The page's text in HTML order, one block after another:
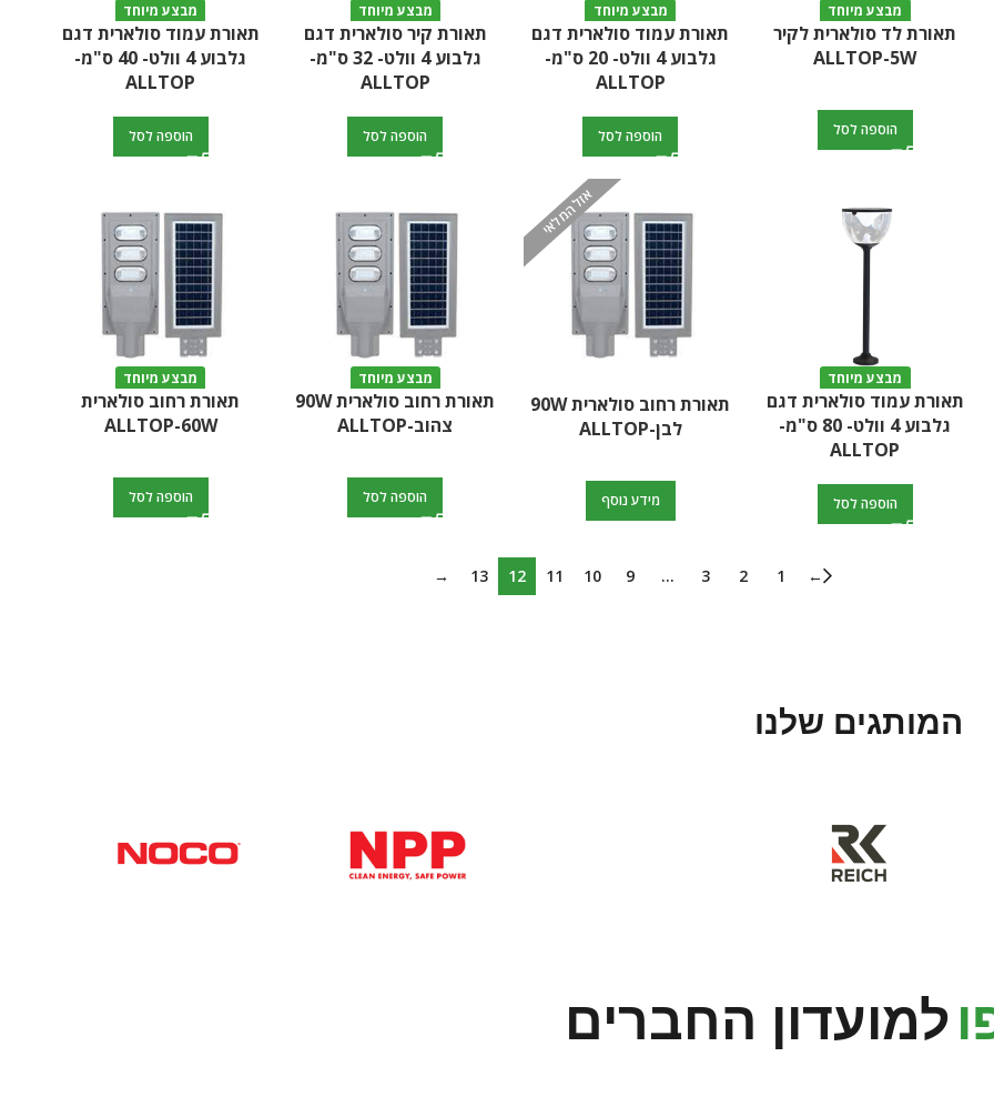
מבצע מיוחד
תאורת לד סולארית לקיר
ALLTOP-5W
הוספה לסל
מבצע מיוחד
תאורת עמוד סולארית דגם
גלבוע 4 וולט- 20 ס"מ-
ALLTOP
הוספה לסל
מבצע מיוחד
תאורת קיר סולארית דגם
גלבוע 4 וולט- 32 ס"מ-
ALLTOP
הוספה לסל
מבצע מיוחד
תאורת עמוד סולארית דגם
גלבוע 4 וולט- 40 ס"מ-
ALLTOP
הוספה לסל
מבצע מיוחד
תאורת עמוד סולארית דגם
גלבוע 4 וולט- 80 ס"מ-
ALLTOP
הוספה לסל
אזל המלאי
תאורת רחוב סולארית 90W
לבן-ALLTOP
מידע נוסף
מבצע מיוחד
תאורת רחוב סולארית 90W
צהוב-ALLTOP
הוספה לסל
מבצע מיוחד
תאורת רחוב סולארית
ALLTOP-60W
הוספה לסל
←
1
2
3
…
9
10
11
12
13
→
המותגים שלנו
למועדון החברים